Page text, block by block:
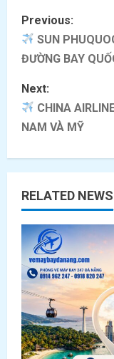
P
o
t
n
a
v
i
g
a
t
i
Previous:
SUN
ĐƯỜNG BAY
Next:
CHINA
NAM VÀ MỸ
RELATED NEWS